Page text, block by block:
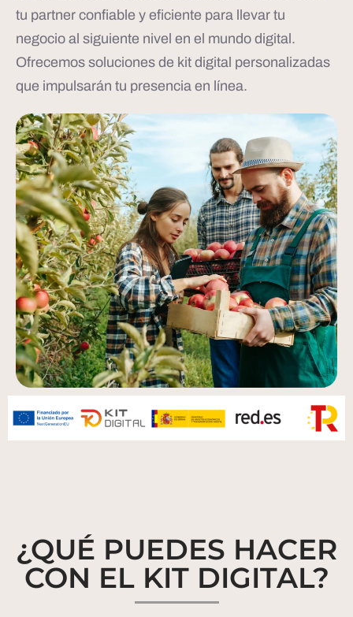
tu partner confiable y eficiente para llevar tu
negocio al siguiente nivel en el mundo digital.
Ofrecemos soluciones de kit digital personalizadas
que impulsarán tu presencia en línea.
¿QUÉ PUEDES HACER
CON EL KIT DIGITAL?